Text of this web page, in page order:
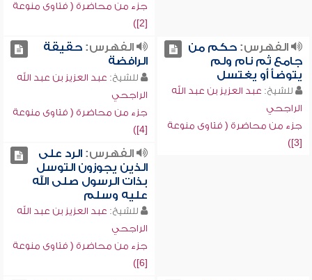
جزء من محاضرة ( فتاوى منوعة
[2])
الفهرس:حكم من
جامع ثم نام ولم
يتوضأ أو يغتسل
للشيخ: عبد العزيز بن عبد الله
الراجحي
جزء من محاضرة ( فتاوى منوعة
[3])
الفهرس:حقيقة
الرافضة
للشيخ: عبد العزيز بن عبد الله
الراجحي
جزء من محاضرة ( فتاوى منوعة
[4])
الفهرس:الرد على
الذين يجوزون التوسل
بذات الرسول صلى الله
عليه وسلم
للشيخ: عبد العزيز بن عبد الله
الراجحي
جزء من محاضرة ( فتاوى منوعة
[6])